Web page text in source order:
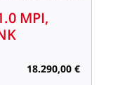
MPI,
18.290,00 €